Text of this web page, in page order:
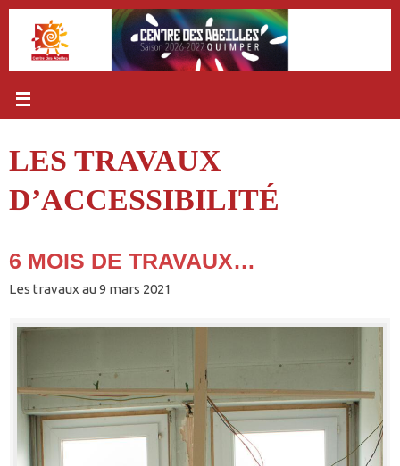
Passer
contenu
LES TRAVAUX
D’ACCESSIBILITÉ
6 MOIS DE TRAVAUX…
Les travaux au 9 mars 2021